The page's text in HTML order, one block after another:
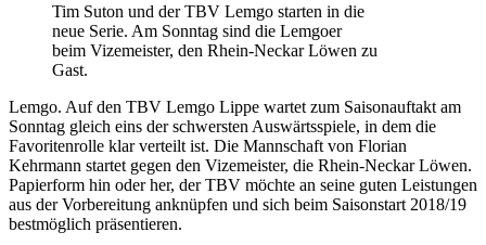
Tim Suton und der TBV Lemgo starten in die
neue Serie. Am Sonntag sind die Lemgoer
beim Vizemeister, den Rhein-Neckar Löwen zu
Gast.
Lemgo. Auf den TBV Lemgo Lippe wartet zum Saisonauftakt am
Sonntag gleich eins der schwersten Auswärtsspiele, in dem die
Favoritenrolle klar verteilt ist. Die Mannschaft von Florian
Kehrmann startet gegen den Vizemeister, die Rhein-Neckar Löwen.
Papierform hin oder her, der TBV möchte an seine guten Leistungen
aus der Vorbereitung anknüpfen und sich beim Saisonstart 2018/19
bestmöglich präsentieren.